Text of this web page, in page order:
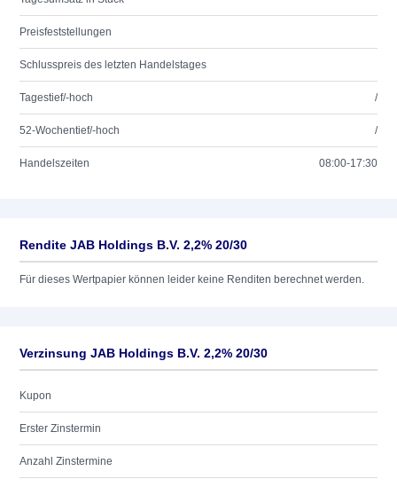
Preisfeststellungen
Schlusspreis des letzten Handelstages
Tagestief/-hoch /
52-Wochentief/-hoch /
Handelszeiten 08:00-17:30
Rendite JAB Holdings B.V. 2,2% 20/30
Für dieses Wertpapier können leider keine Renditen berechnet werden.
Verzinsung JAB Holdings B.V. 2,2% 20/30
Kupon
Erster Zinstermin
Anzahl Zinstermine